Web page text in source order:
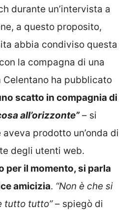
durante un’intervista a
a questo proposito,
abbia condiviso questa
la compagna di una
Celentano ha pubblicato
scatto in compagnia di
all’orizzonte”– si
prodotto un’onda di
degli utenti web.
per il momento, si parla
amicizia. “Non è che si
tutto tutto”– spiegò di